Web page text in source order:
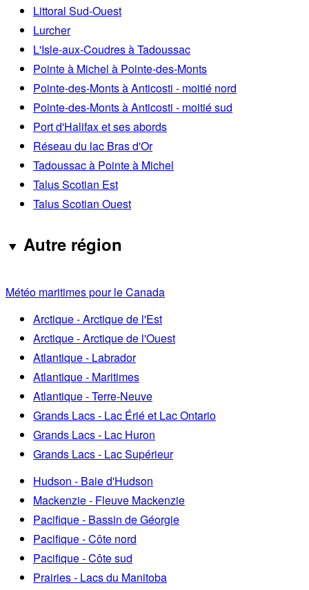
Littoral Sud-Ouest
Lurcher
L'Isle-aux-Coudres à Tadoussac
Pointe à Michel à Pointe-des-Monts
Pointe-des-Monts à Anticosti - moitié nord
Pointe-des-Monts à Anticosti - moitié sud
Port d'Halifax et ses abords
Réseau du lac Bras d'Or
Tadoussac à Pointe à Michel
Talus Scotian Est
Talus Scotian Ouest
Autre région
Météo maritimes pour le Canada
Arctique - Arctique de l'Est
Arctique - Arctique de l'Ouest
Atlantique - Labrador
Atlantique - Maritimes
Atlantique - Terre-Neuve
Grands Lacs - Lac Érié et Lac Ontario
Grands Lacs - Lac Huron
Grands Lacs - Lac Supérieur
Hudson - Baie d'Hudson
Mackenzie - Fleuve Mackenzie
Pacifique - Bassin de Géorgie
Pacifique - Côte nord
Pacifique - Côte sud
Prairies - Lacs du Manitoba